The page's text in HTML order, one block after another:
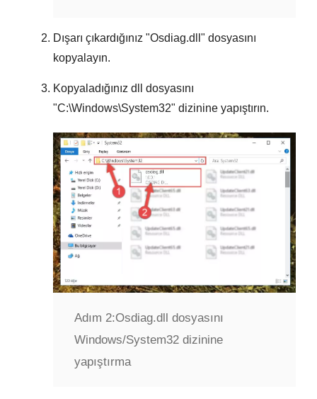
Dışarı çıkardığınız "Osdiag.dll " dosyasını
kopyalayın.
Kopyaladığınız dll dosyasını
"C:\Windows\System32" dizinine yapıştırın.
Adım 2:Osdiag.dll dosyasını
Windows/System32 dizinine
yapıştırma